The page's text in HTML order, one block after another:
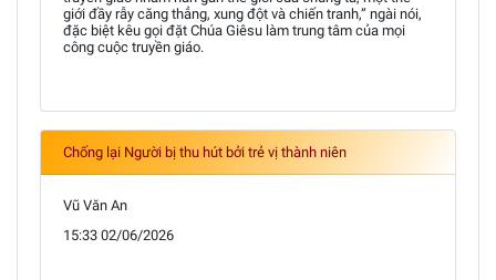
giới đầy rẫy căng thẳng, xung đột và chiến tranh,” ngài nói,
đặc biệt kêu gọi đặt Chúa Giêsu làm trung tâm của mọi
công cuộc truyền giáo.
Chống lại Người bị thu hút bởi trẻ vị thành niên
Vũ Văn An
15:33 02/06/2026